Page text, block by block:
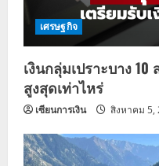
เศรษฐกิจ
เงินกลุ่มเปราะบาง
สูงสุดเท่าไหร่
เซียนการเงิน สิงหาคม 5,